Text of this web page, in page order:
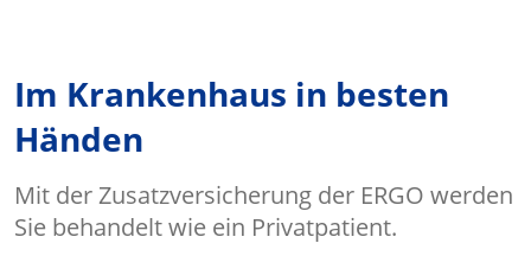
Im Krankenhaus in besten
Händen
Mit der Zusatzversicherung der ERGO werden
Sie behandelt wie ein Privatpatient.